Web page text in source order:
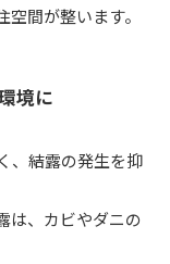
間が整います。
境に
、結露の発生を抑
は、カビやダニの